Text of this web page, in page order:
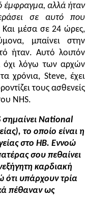
έμφραγμα, αλλά ήταν
σε αυτό που
Και μέσα σε 24 ώρες,
μπαίνει στην
ήταν. Αυτό λοιπόν
όχι λόγω των αρχών
χρόνια, Steve, έχει
τους ασθενείς
NHS.
σημαίνει National
), το οποίο είναι η
στο ΗΒ. Εννοώ
σου πεθαίνει
καρδιακή
ότι υπάρχουν τρία
πέθαναν ως